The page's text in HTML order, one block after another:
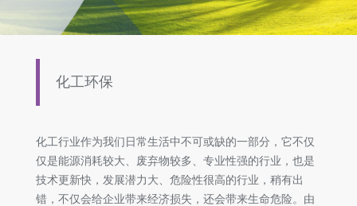
化工环保
化工行业作为我们日常生活中不可或缺的一部分，它不仅
仅是能源消耗较大、废弃物较多、专业性强的行业，也是
技术更新快，发展潜力大、危险性很高的行业，稍有出
错，不仅会给企业带来经济损失，还会带来生命危险。由